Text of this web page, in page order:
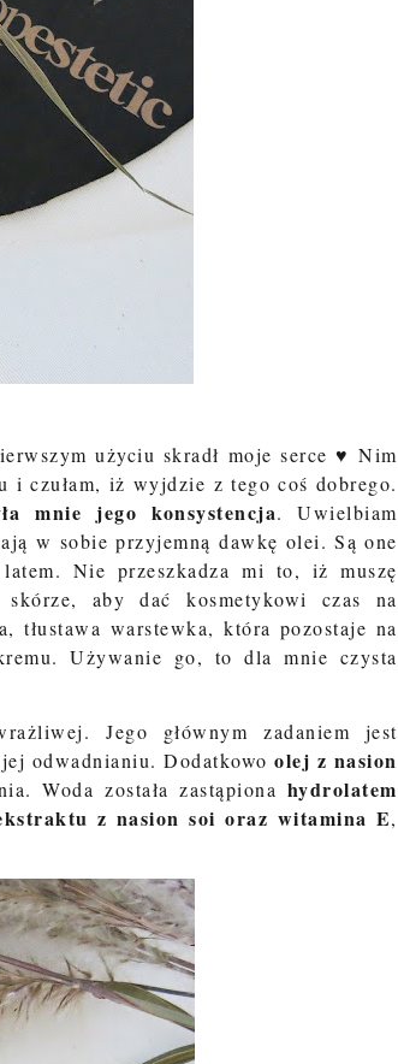
użyciu skradł moje serce ♥ Nim
i czułam, iż wyjdzie z tego coś dobrego.
mnie jego konsystencja. Uwielbiam
w sobie przyjemną dawkę olei. Są one
Nie przeszkadza mi to, iż muszę
aby dać kosmetykowi czas na
tłustawa warstewka, która pozostaje na
Używanie go, to dla mnie czysta
Jego głównym zadaniem jest
odwadnianiu. Dodatkowoolej z nasion
Woda została zastąpiona hydrolatem
z nasion soi oraz witamina E,